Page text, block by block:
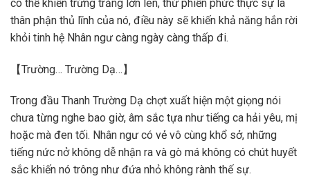
có thể khiến trứng trắng lớn lên, thứ phiền phức thực sự là
thân phận thủ lĩnh của nó, điều này sẽ khiến khả năng hắn rời
khỏi tinh hệ Nhân ngư càng ngày càng thấp đi.
【Trường… Trường Dạ…】
Trong đầu Thanh Trường Dạ chợt xuất hiện một giọng nói
chưa từng nghe bao giờ, âm sắc tựa như tiếng ca hải yêu, mị
hoặc mà đen tối. Nhân ngư có vẻ vô cùng khổ sở, những
tiếng nức nở không dễ nhận ra và gò má không có chút huyết
sắc khiến nó trông như đứa nhỏ không rành thế sự.